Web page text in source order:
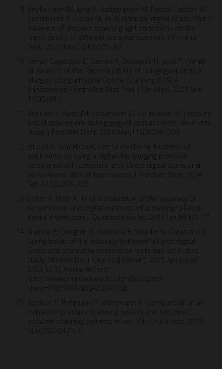
Revilla-León M, Jiang P, Sadeghpour M, Piedra-Cascón W,
Zandinejad A, Özcan M, et al. Intraoral digital scans: Part 2-
influence of ambient scanning light conditions on the
mesh quality of different intraoral scanners. J Prosthet
Dent. 2020 Nov;124(5):575–80.
Ferrari Cagidiaco E, Zarone F, Discepoli N, Joda T, Ferrari
M. Analysis of The Reproducibility of Subgingival Vertical
Margins Using Intraoral Optical Scanning (IOS): A
Randomized Controlled Pilot Trial. J Clin Med. 2021 Mar
1;10(5):941.
Bennani V, Aarts JM, Schumayer D. Correlation of pressure
and displacement during gingival displacement: An in vitro
study. J Prosthet Dent. 2016 Mar;115(3):296–300.
Jelicich A, Scialabba R, Lee SJ. Positional trueness of
abutments by using a digital die-merging protocol
compared with complete arch direct digital scans and
conventional dental impressions. J Prosthet Dent. 2024
Feb;131(2):293–300.
Ender A, Mehl A. In-vitro evaluation of the accuracy of
conventional and digital methods of obtaining full-arch
dental impressions. Quintessence Int. 2015 Jan;46(1):9–17.
Grande F, Celeghin G, Gallinaro F, Mobilio N, Catapano S.
Comparison of the accuracy between full-arch digital
scans and scannable impression materials: an in vitro
study. Minerva Dent Oral Sc [Internet]. 2023 Apr [cited
2023 Jul 3]; Available from:
https://www.minervamedica.it/index2.php?
show=R18Y9999N00A23041706
Bosniac P, Rehmann P, Wöstmann B. Comparison of an
indirect impression scanning system and two direct
intraoral scanning systems in vivo. Clin Oral Invest. 2019
May;23(5):2421–7.